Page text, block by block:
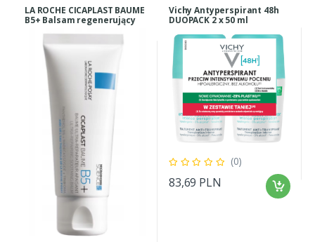
LA ROCHE CICAPLAST BAUME
B5+ Balsam regenerujący
Vichy Antyperspirant 48h
DUOPACK 2 x 50 ml
(0)
83,69 PLN